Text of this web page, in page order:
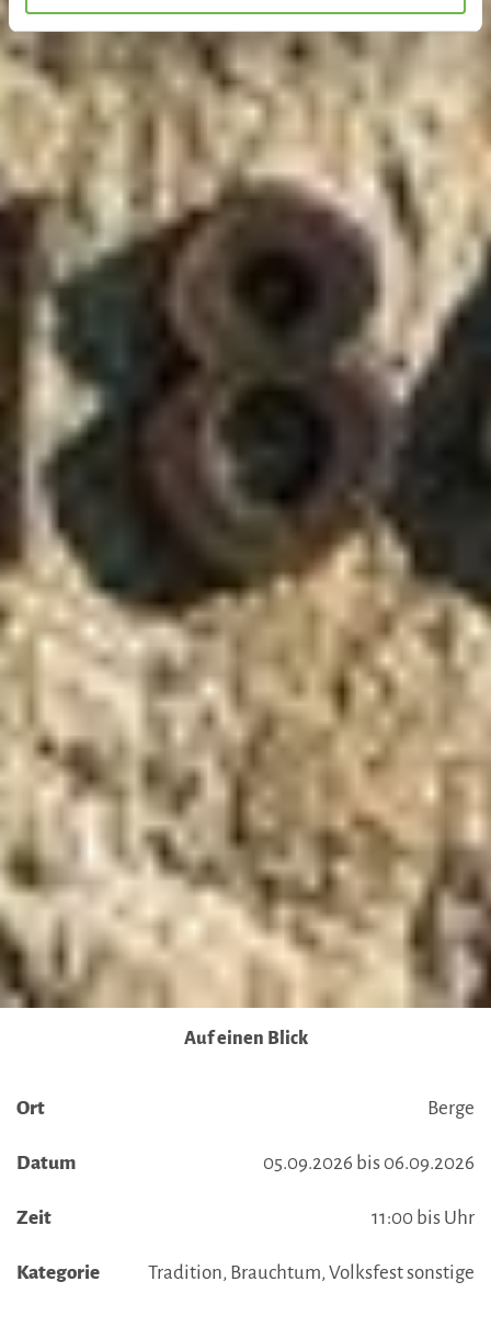
erhobenen Daten in den USA durch Google und
YouTube:
Indem Sie auf "Gerne Alle annehmen" oder
Präferenzen, Statistiken oder Marketing ankreuzen und
auf „Auswahl manuell festlegen“ klicken, willigen Sie
zugleich gem. Art. 49 Abs. 1 S. 1 lit. a DSGVO ein, dass
Ihre Daten in den USA verarbeitet werden. Die USA
werden vom Europäischen Gerichtshof als ein Land mit
einem nach EU-Standards unzureichendem
Datenschutzniveau eingeschätzt. Es besteht
insbesondere das Risiko, dass Ihre Daten durch US-
Behörden, zu Kontroll- und zu Überwachungszwecken,
möglicherweise auch ohne Rechtsbehelfsmöglichkeiten,
verarbeitet werden können. Wenn Sie auf "Auswahl
manuell festlegen" klicken und keine der optionalen
Boxen (Präferenzen, Statistiken oder Marketing
ausgewählt haben, findet die vorgehend beschriebene
Übermittlung nicht statt. Weitere Informationen erhalten
Sie in unseren Datenschutzhinweisen.
Ausführlich informieren wir Sie darüber gerne hier:
Datenschutz
Auf einen Blick
Ort Berge
Datum 05.09.2026 bis 06.09.2026
Zeit 11:00 bis Uhr
Kategorie Tradition, Brauchtum, Volksfest sonstige